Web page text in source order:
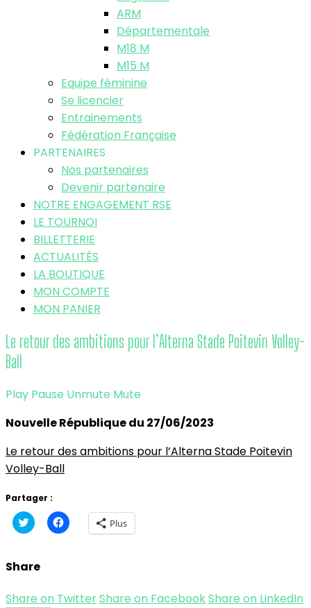
ARM
Départementale
M18 M
M15 M
Equipe féminine
Se licencier
Entrainements
Fédération Française
PARTENAIRES
Nos partenaires
Devenir partenaire
NOTRE ENGAGEMENT RSE
LE TOURNOI
BILLETTERIE
ACTUALITÉS
LA BOUTIQUE
MON COMPTE
MON PANIER
Le retour des ambitions pour l’Alterna Stade Poitevin Volley-
Ball
Play Pause Unmute Mute
Nouvelle République du 27/06/2023
Le retour des ambitions pour l’Alterna Stade Poitevin
Volley-Ball
Partager :
Cliquez
pour
dans
une
fenêtre)
Cliquez
pour
partager
fenêtre)
Plus
Share
Share on TwitterShare on FacebookShare on LinkedIn